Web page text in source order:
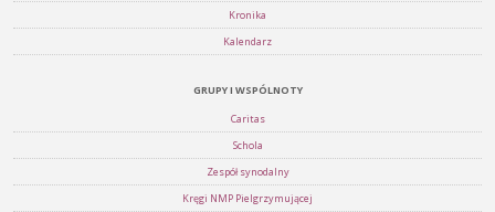
Kronika
Kalendarz
GRUPY I WSPÓLNOTY
Caritas
Schola
Zespół synodalny
Kręgi NMP Pielgrzymującej